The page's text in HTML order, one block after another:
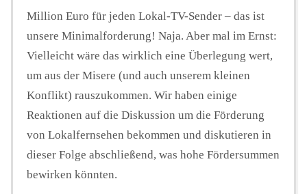
Million Euro für jeden Lokal-TV-Sender – das ist
unsere Minimalforderung! Naja. Aber mal im Ernst:
Vielleicht wäre das wirklich eine Überlegung wert,
um aus der Misere (und auch unserem kleinen
Konflikt) rauszukommen. Wir haben einige
Reaktionen auf die Diskussion um die Förderung
von Lokalfernsehen bekommen und diskutieren in
dieser Folge abschließend, was hohe Fördersummen
bewirken könnten.